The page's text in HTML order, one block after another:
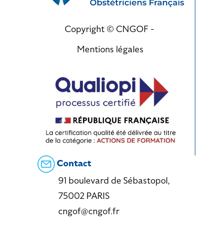
Copyright © CNGOF -
Mentions légales
Contact
91 boulevard de Sébastopol,
75002 PARIS
cngof@cngof.fr